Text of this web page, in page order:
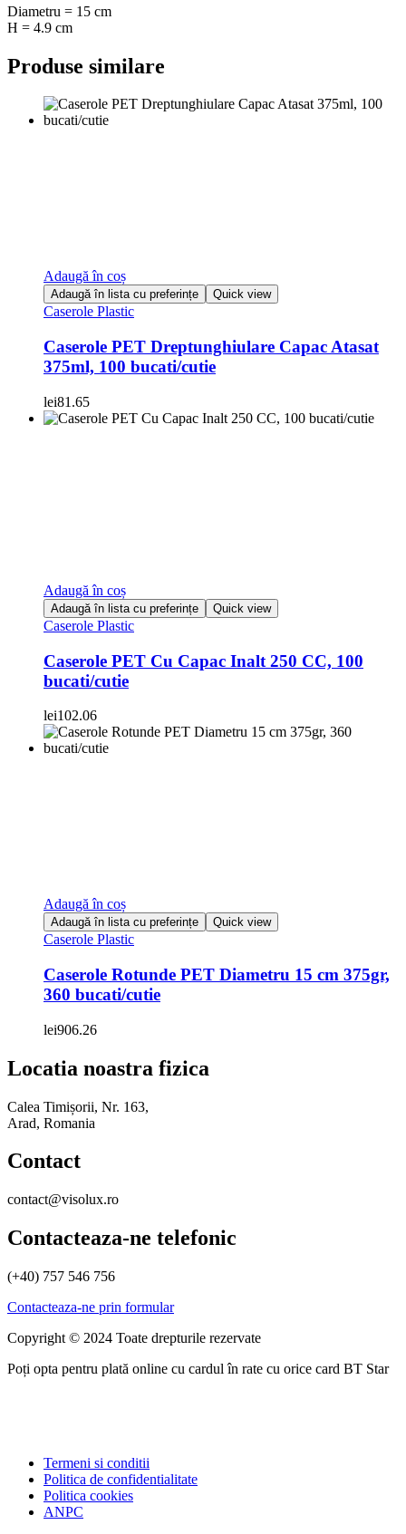
Diametru = 15 cm
H = 4.9 cm
Produse similare
Adaugă în coș
Adaugă în lista cu preferințe Quick view
Caserole Plastic
Caserole PET Dreptunghiulare Capac Atasat
375ml, 100 bucati/cutie
lei81.65
Adaugă în coș
Adaugă în lista cu preferințe Quick view
Caserole Plastic
Caserole PET Cu Capac Inalt 250 CC, 100
bucati/cutie
lei102.06
Adaugă în coș
Adaugă în lista cu preferințe Quick view
Caserole Plastic
Caserole Rotunde PET Diametru 15 cm 375gr,
360 bucati/cutie
lei906.26
Locatia noastra fizica
Calea Timișorii, Nr. 163,
Arad, Romania
Contact
contact@visolux.ro
Contacteaza-ne telefonic
(+40) 757 546 756
Contacteaza-ne prin formular
Copyright © 2024 Toate drepturile rezervate
Poți opta pentru plată online cu cardul în rate cu orice card BT Star
Termeni si conditii
Politica de confidentialitate
Politica cookies
ANPC